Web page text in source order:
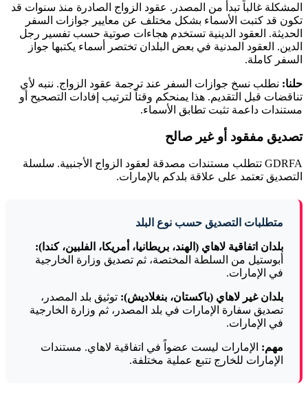
المشكلة غالباً تبدأ من المصدر. عقود الزواج الصادرة منذ سنوات قد
تكون قد كتبت الأسماء بشكل مختلف عن معايير جوازات السفر
الحديثة. العقود الدينية تستخدم هجاءات صوتية حسب تفسير رجل
الدين. العقود المدنية في بعض البلدان تختصر أسماء يكتبها جواز
السفر كاملة.
حلنا: نطلب نسخ جوازات السفر عند ترجمة عقود الزواج. ننبه لأي
تناقضات قبل التقديم. هذا يمنحكم وقتاً لترتيب إفادات التصحيح أو
مستندات داعمة تثبت تطابق الأسماء.
تصديق مفقود أو غير صالح
GDRFA تتطلب مستندات مصدقة لعقود الزواج الأجنبية. سلسلة
التصديق تعتمد على علاقة بلدكم بالإمارات.
متطلبات التصديق حسب نوع البلد
بلدان اتفاقية لاهاي (الهند، بريطانيا، أمريكا، الفلبين، كندا):
أبوستيل من السلطة المختصة، ثم تصديق وزارة الخارجية
في الإمارات.
بلدان غير لاهاي (باكستان، بنغلاديش): توثيق بلد المصدر،
تصديق سفارة الإمارات في بلد المصدر، ثم وزارة الخارجية
في الإمارات.
مهم: الإمارات ليست عضواً في اتفاقية لاهاي. مستندات
الإمارات للخارج تتبع عملية مختلفة.